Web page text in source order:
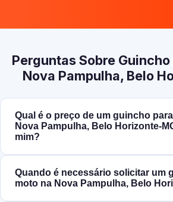
Perguntas Sobre
Nova Pampulha, Belo
Qual é o preço de um guincho
Nova Pampulha, Belo
mim?
Quando é necessário solicitar um
moto na Nova Pampulha, Belo